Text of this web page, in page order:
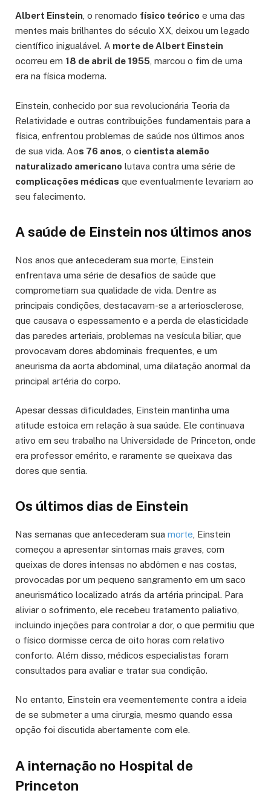
Albert Einstein, o renomado físico teórico e uma das
mentes mais brilhantes do século XX, deixou um legado
científico inigualável. A morte de Albert Einstein
ocorreu em 18 de abril de 1955, marcou o fim de uma
era na física moderna.
Einstein, conhecido por sua revolucionária Teoria da
Relatividade e outras contribuições fundamentais para a
física, enfrentou problemas de saúde nos últimos anos
de sua vida. Aos 76 anos , o cientista alemão
naturalizado americano lutava contra uma série de
complicações médicas que eventualmente levariam ao
seu falecimento.
A saúde de Einstein nos últimos anos
Nos anos que antecederam sua morte, Einstein
enfrentava uma série de desafios de saúde que
comprometiam sua qualidade de vida. Dentre as
principais condições, destacavam-se a arteriosclerose,
que causava o espessamento e a perda de elasticidade
das paredes arteriais, problemas na vesícula biliar, que
provocavam dores abdominais frequentes, e um
aneurisma da aorta abdominal, uma dilatação anormal da
principal artéria do corpo.
Apesar dessas dificuldades, Einstein mantinha uma
atitude estoica em relação à sua saúde. Ele continuava
ativo em seu trabalho na Universidade de Princeton, onde
era professor emérito, e raramente se queixava das
dores que sentia.
Os últimos dias de Einstein
Nas semanas que antecederam sua morte , Einstein
começou a apresentar sintomas mais graves, com
queixas de dores intensas no abdômen e nas costas,
provocadas por um pequeno sangramento em um saco
aneurismático localizado atrás da artéria principal. Para
aliviar o sofrimento, ele recebeu tratamento paliativo,
incluindo injeções para controlar a dor, o que permitiu que
o físico dormisse cerca de oito horas com relativo
conforto. Além disso, médicos especialistas foram
consultados para avaliar e tratar sua condição.
No entanto, Einstein era veementemente contra a ideia
de se submeter a uma cirurgia, mesmo quando essa
opção foi discutida abertamente com ele.
A internação no Hospital de
Princeton